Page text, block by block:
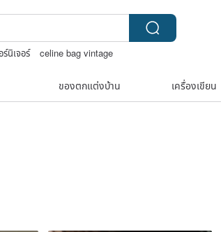
ร์นิเจอร์
celine bag vintage
ของตกแต่งบ้าน เครื่องเขียน